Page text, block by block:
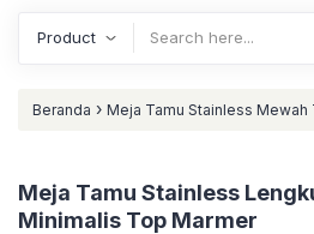
Beranda › Meja Tamu Stainless Mewah
Meja Tamu Stainless
Minimalis Top Marmer